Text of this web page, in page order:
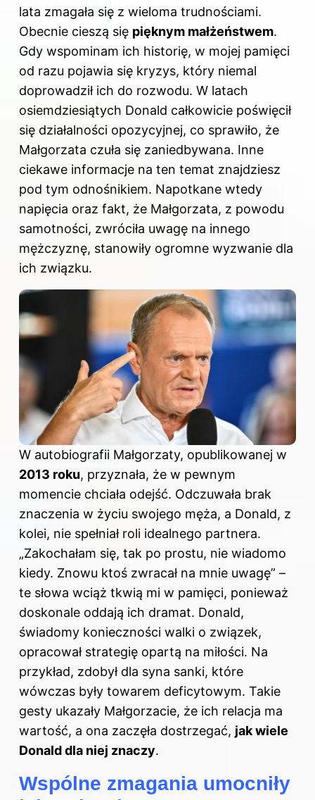
lata zmagała się z wieloma trudnościami.
Obecnie cieszą się pięknym małżeństwem.
Gdy wspominam ich historię, w mojej pamięci
od razu pojawia się kryzys, który niemal
doprowadził ich do rozwodu. W latach
osiemdziesiątych Donald całkowicie poświęcił
się działalności opozycyjnej, co sprawiło, że
Małgorzata czuła się zaniedbywana. Inne
ciekawe informacje na ten temat znajdziesz
pod tym odnośnikiem. Napotkane wtedy
napięcia oraz fakt, że Małgorzata, z powodu
samotności, zwróciła uwagę na innego
mężczyznę, stanowiły ogromne wyzwanie dla
ich związku.
W autobiografii Małgorzaty, opublikowanej w
2013 roku, przyznała, że w pewnym
momencie chciała odejść. Odczuwała brak
znaczenia w życiu swojego męża, a Donald, z
kolei, nie spełniał roli idealnego partnera.
„Zakochałam się, tak po prostu, nie wiadomo
kiedy. Znowu ktoś zwracał na mnie uwagę” –
te słowa wciąż tkwią mi w pamięci, ponieważ
doskonale oddają ich dramat. Donald,
świadomy konieczności walki o związek,
opracował strategię opartą na miłości. Na
przykład, zdobył dla syna sanki, które
wówczas były towarem deficytowym. Takie
gesty ukazały Małgorzacie, że ich relacja ma
wartość, a ona zaczęła dostrzegać, jak wiele
Donald dla niej znaczy.
Wspólne zmagania umocniły